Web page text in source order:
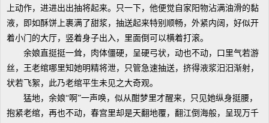
上动作，进进出出抽将起来。只一下，他便觉自家阳物沾满油滑的黏
液，即如酥饼上裹满了甜浆，抽送起来特别顺畅，外紧内阔，好似开
着小门的大厅，竖着身子出入，里面倒可以横着打滚。
余娘直挺挺一耸，肉体僵硬，呈硬弓状，动也不动，口里气若游
丝，王老绾哪里知她明精将泄，只管急速抽送，挤得液浆汨汨渐射，
状若飞絮，此乃老绾平生未见之大奇观。
猛地，余娘“啊”一声唤，似从酣梦里才醒来，只见她纵身挺腰，
抱紧老绾，再也不动，春宫里却是天翻地覆，翻江倒海般，呈现万千